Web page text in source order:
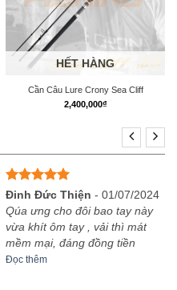
HẾT HÀNG
Cần Câu Lure Crony Sea Cliff
2,400,000₫
Được xếp
hạng
sao
Đinh Đức Thiện - 01/07/2024
Qúa ưng cho đôi bao tay này
vừa khít ôm tay , vải thì mát
mềm mại, đáng đồng tiền
Đọc thêm